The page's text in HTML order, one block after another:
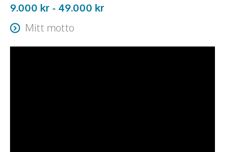
9.000 kr - 49.000 kr
Mitt motto
”Det måste vara roligt att rädda planeten – annars går det